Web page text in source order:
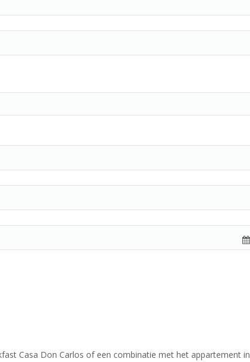
Casa Don Carlos of een combinatie met het appartement in